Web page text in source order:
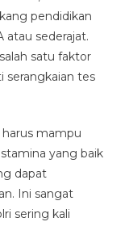
pendidikan
atau sederajat.
satu faktor
serangkaian tes
mampu
yang baik
dapat
Ini sangat
sering kali